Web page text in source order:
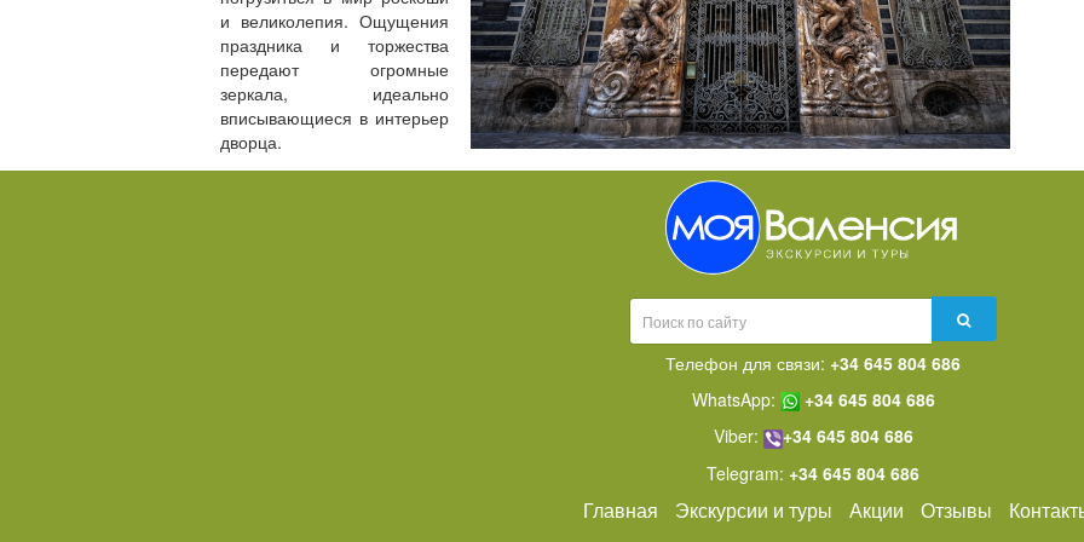
и великолепия. Ощущения
праздника и торжества
передают огромные
зеркала, идеально
вписывающиеся в интерьер
дворца.
Телефон для связи: +34 645 804 686
WhatsApp:
+34 645 804 686
Viber:
+34 645 804 686
Telegram: +34 645 804 686
Главная Экскурсии и туры Акции Отзывы